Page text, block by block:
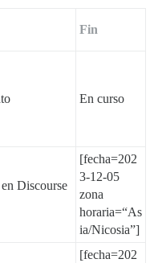
Fin
En curso
Discourse
[fecha=202
3-12-05
zona
horaria=“As
ia/Nicosia”]
[fecha=202